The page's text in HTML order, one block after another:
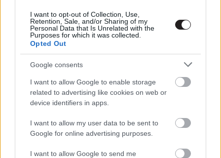
I want to opt-out of Collection, Use,
Retention, Sale, and/or Sharing of my
Personal Data that Is Unrelated with the
Purposes for which it was collected.
Opted Out
Google consents
I want to allow Google to enable storage
related to advertising like cookies on web or
device identifiers in apps.
I want to allow my user data to be sent to
Google for online advertising purposes.
I want to allow Google to send me
Robert Pattinson egy bűnügyi
LEGFRISSEBB PODCASTÜNK